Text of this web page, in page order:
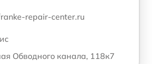
repair-center.ru
Обводного канала, 118к7